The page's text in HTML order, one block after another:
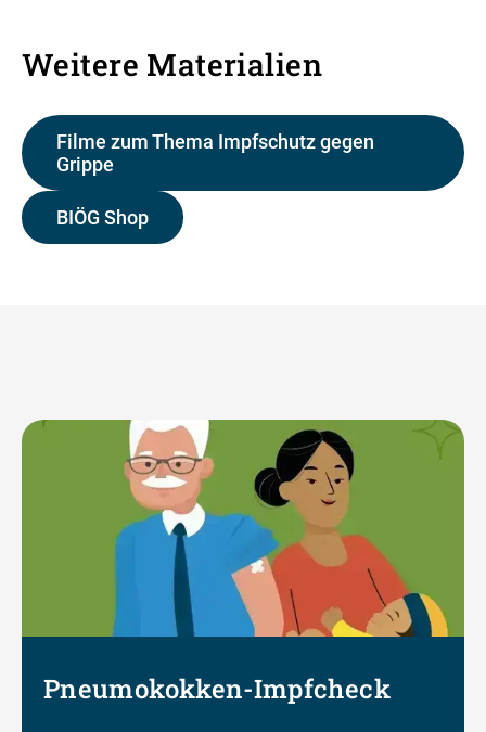
Weitere Materialien
Filme zum Thema Impfschutz gegen
Grippe
BIÖG Shop
Pneumokokken-Impfcheck